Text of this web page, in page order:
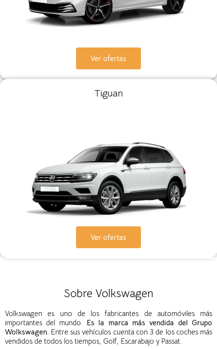
Ver ofertas
Tiguan
Ver ofertas
Sobre Volkswagen
Volkswagen es uno de los fabricantes de automóviles más
importantes del mundo. Es la marca más vendida del Grupo
Wolkswagen. Entre sus vehículos cuenta con 3 de los coches más
vendidos de todos los tiempos, Golf, Escarabajo y Passat.